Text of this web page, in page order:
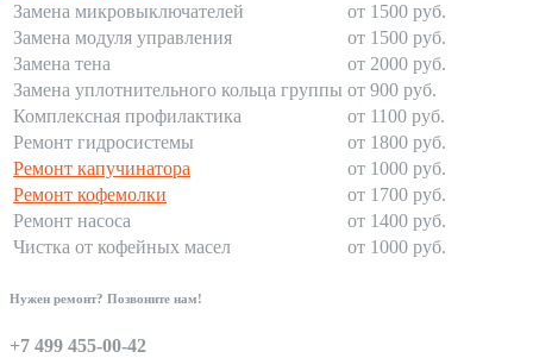
Замена микровыключателей
от 1500 руб.
Замена модуля управления
от 1500 руб.
Замена тена
от 2000 руб.
Замена уплотнительного кольца группы от 900 руб.
Комплексная профилактика
от 1100 руб.
Ремонт гидросистемы
от 1800 руб.
Ремонт капучинатора
от 1000 руб.
Ремонт кофемолки
от 1700 руб.
Ремонт насоса
от 1400 руб.
Чистка от кофейных масел
от 1000 руб.
Нужен ремонт? Позвоните нам!
+7 499 455-00-42